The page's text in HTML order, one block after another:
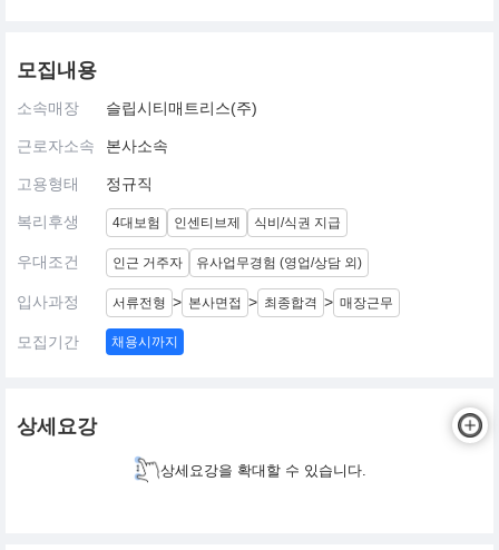
모집내용
소속매장 슬립시티매트리스(주)
근로자소속 본사소속
고용형태 정규직
복리후생 4대보험 인센티브제 식비/식권 지급
우대조건 인근 거주자 유사업무경험 (영업/상담 외)
입사과정 서류전형 > 본사면접 > 최종합격 > 매장근무
모집기간 채용시까지
상세요강
상세요강을 확대할 수 있습니다.